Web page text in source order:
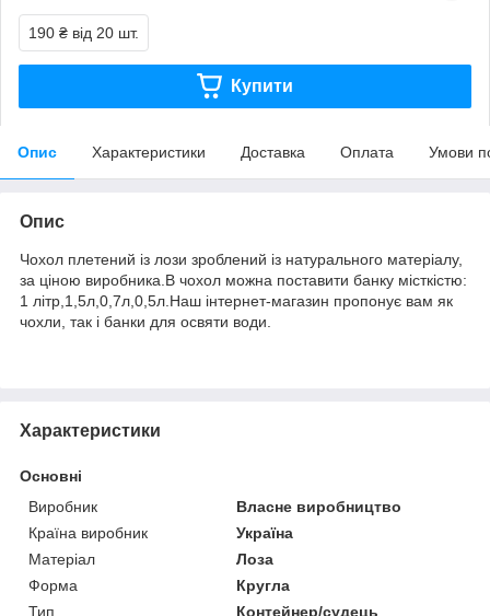
190 ₴ від 20 шт.
Купити
Опис Характеристики Доставка Оплата Умови
Опис
Чохол плетений із лози зроблений із натурального матеріалу,
за ціною виробника.В чохол можна поставити банку місткістю:
1 літр,1,5л,0,7л,0,5л.Наш інтернет-магазин пропонує вам як
чохли, так і банки для освяти води.
Характеристики
Основні
Виробник
Власне виробництво
Країна виробник
Україна
Матеріал
Лоза
Форма
Кругла
Тип
Контейнер/судець